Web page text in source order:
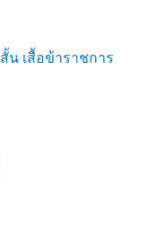
น เสื้อข้าราชการ